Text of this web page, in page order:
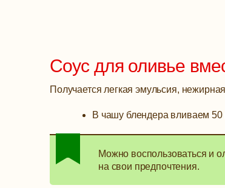
Соус для оливье
Получается легкая эмульсия,
В чашу блендера вливаем
Можно воспользоваться и
на свои предпочтения.